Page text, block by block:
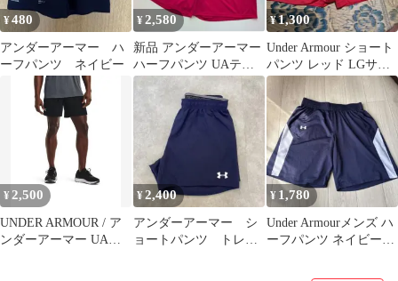
¥480
アンダーアーマー ハ
ーフパンツ ネイビー
¥2,580
新品 アンダーアーマー
ハーフパンツ UAテッ
ク メッシュショーツ メ
ンズ2XL
¥1,300
Under Armour ショート
パンツ レッド LGサイ
ズ
¥2,500
UNDER ARMOUR / ア
ンダーアーマー UAス
¥2,400
アンダーアーマー シ
ョートパンツ トレー
¥ 1,780
Under Armourメンズ ハ
ーフパンツ ネイビーM